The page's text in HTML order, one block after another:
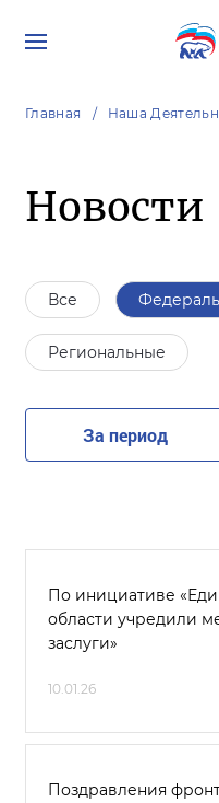
Главная Наша
Новости
Все
Региональные
За период
По инициативе
области учредили
заслуги»
10.01.26
Поздравления